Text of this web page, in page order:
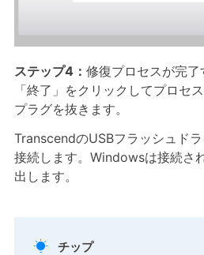
ステップ4： 修復プロセスが完了
「終了」をクリックしてプロセ
プラグを抜きます。
TranscendのUSBフラッシュド
接続します。Windowsは接続さ
出します。
 チップ